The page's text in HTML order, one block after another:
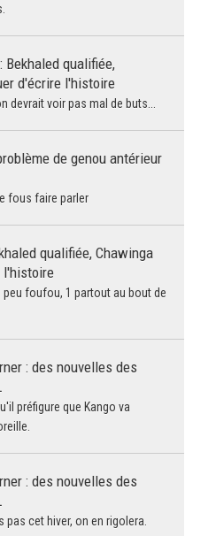
Bekhaled qualifiée,
d'écrire l'histoire
devrait voir pas mal de buts...
de genou antérieur
fous faire parler
qualifiée, Chawinga
l'histoire
peu foufou, 1 partout au bout de
: des nouvelles des
préfigure que Kango va
: des nouvelles des
cet hiver, on en rigolera.